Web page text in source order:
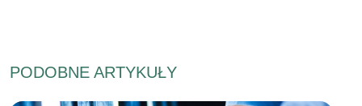
PODOBNE ARTYKUŁY